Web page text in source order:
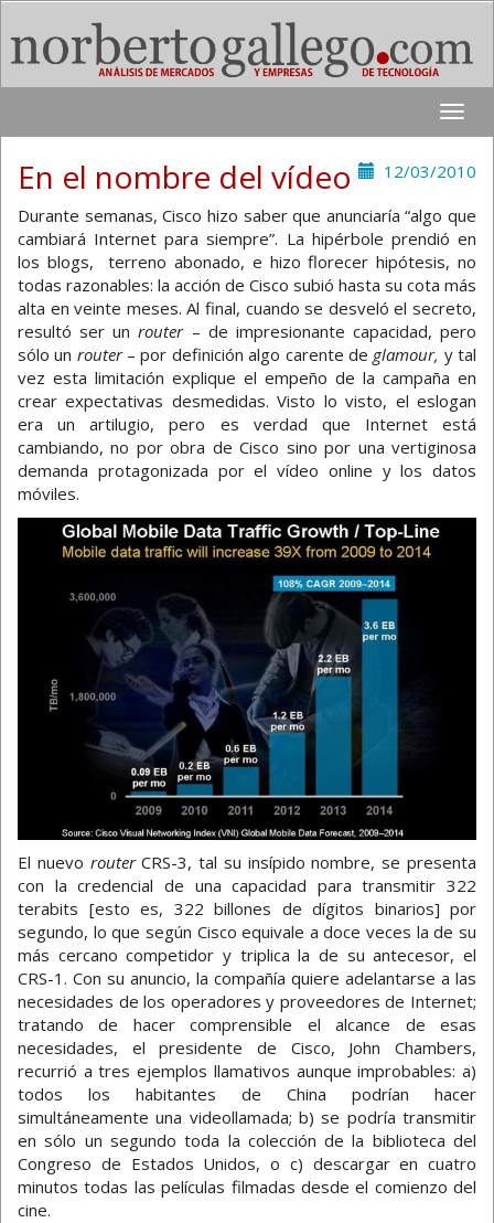
Toggle
12/03/2010
En el nombre del vídeo
Durante semanas, Cisco hizo saber que anunciaría “algo que
cambiará Internet para siempre”. La hipérbole prendió en
los blogs, terreno abonado, e hizo florecer hipótesis, no
todas razonables: la acción de Cisco subió hasta su cota más
alta en veinte meses. Al final, cuando se desveló el secreto,
resultó ser unrouter– de impresionante capacidad, pero
sólo un router– por definición algo carente de glamour, y tal
vez esta limitación explique el empeño de la campaña en
crear expectativas desmedidas. Visto lo visto, el eslogan
era un artilugio, pero es verdad que Internet está
cambiando, no por obra de Cisco sino por una vertiginosa
demanda protagonizada por el vídeo online y los datos
móviles.
El nuevo routerCRS-3, tal su insípido nombre, se presenta
con la credencial de una capacidad para transmitir 322
terabits [esto es, 322 billones de dígitos binarios] por
segundo, lo que según Cisco equivale a doce veces la de su
más cercano competidor y triplica la de su antecesor, el
CRS-1. Con su anuncio, la compañía quiere adelantarse a las
necesidades de los operadores y proveedores de Internet;
tratando de hacer comprensible el alcance de esas
necesidades, el presidente de Cisco, John Chambers,
recurrió a tres ejemplos llamativos aunque improbables: a)
todos los habitantes de China podrían hacer
simultáneamente una videollamada; b) se podría transmitir
en sólo un segundo toda la colección de la biblioteca del
Congreso de Estados Unidos, o c) descargar en cuatro
minutos todas las películas filmadas desde el comienzo del
cine.